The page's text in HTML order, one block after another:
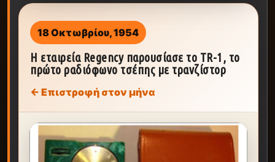
18 Οκτωβρίου, 1954
Η εταιρεία Regency παρουσίασε το TR-1, το
πρώτο ραδιόφωνο τσέπης με τρανζίστορ
← Επιστροφή στον μήνα